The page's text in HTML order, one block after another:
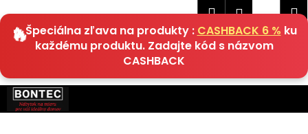
🔥 Špeciálna zľava na produkty : CASHBACK 6 % ku
každému produktu. Zadajte kód s názvom
CASHBACK
Prejsť
na
EUR Hľadať
košík
K
o
k
Späť
Späť
Č
o
p